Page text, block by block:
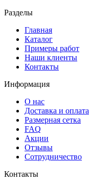
Разделы
Главная
Каталог
Примеры работ
Наши клиенты
Контакты
Информация
О нас
Доставка и оплата
Размерная сетка
FAQ
Акции
Отзывы
Сотрудничество
Контакты